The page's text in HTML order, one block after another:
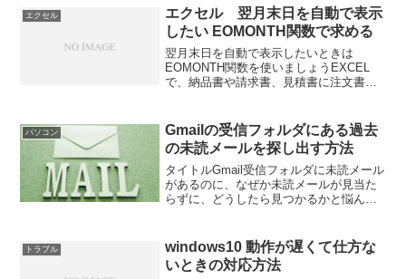
繋がらない状態になってしまった。今回
は、このトラブルの解決方法を、自分の
ためにも備忘録として残しておくことに
します。
エクセル
エクセル 翌月末日を自動で表示
したい EOMONTH関数で求める
翌月末日を自動で表示したいときは
EOMONTH関数を使いましょうEXCEL
で、納品書や請求書、見積書に注文書な
面がありませんか。例えば、請求書に支
払日を設定し、支払日を...
パソコン
Gmailの受信フォルダにある過去
の未読メールを探し出す方法
タイトルGmail受信フォルダに未読メール
があるのに、なぜか未読メールが見当た
らずに、どうしたら見つかるかと悩んで
ます。会社でGmailの使用を始めて7年以
上がたち、個...
トラブル
windows10 動作が遅くて仕方な
いときの対応方法